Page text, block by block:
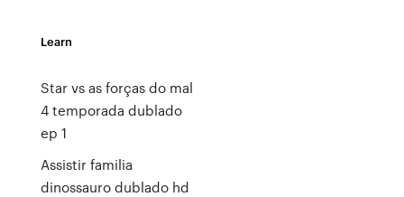
Learn
Star vs as forças do mal
4 temporada dublado
ep 1
Assistir familia
dinossauro dublado hd